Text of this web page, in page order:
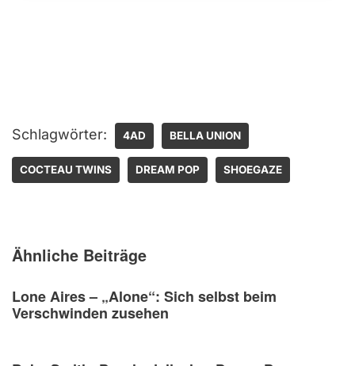
Schlagwörter: 4AD BELLA UNION
COCTEAU TWINS DREAM POP SHOEGAZE
Ähnliche Beiträge
Lone Aires – „Alone“: Sich selbst beim
Verschwinden zusehen